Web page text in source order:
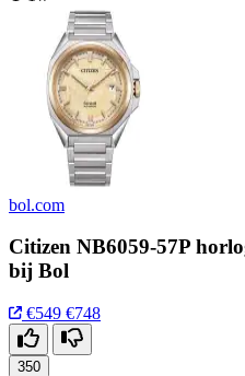
bol.com
Citizen NB6059-57P
bij Bol
€549 €748
350